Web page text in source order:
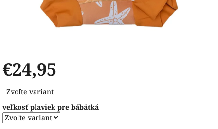
€24,95
cena:
Zvoľte variant
veľkosť plaviek pre bábätká